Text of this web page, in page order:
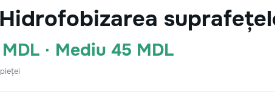
· Mediu 45 MDL